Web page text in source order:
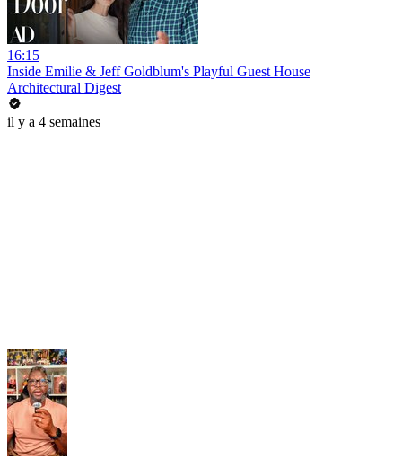
16:15
Inside Emilie & Jeff Goldblum's Playful Guest House
Architectural Digest
il y a 4 semaines